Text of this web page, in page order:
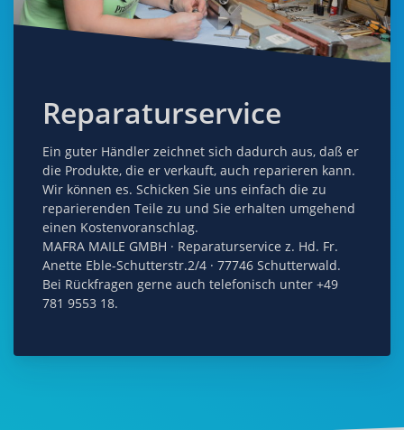
Reparaturservice
Ein guter Händler zeichnet sich dadurch aus, daß er
die Produkte, die er verkauft, auch reparieren kann.
Wir können es. Schicken Sie uns einfach die zu
reparierenden Teile zu und Sie erhalten umgehend
einen Kostenvoranschlag.
MAFRA MAILE GMBH · Reparaturservice z. Hd. Fr.
Anette Eble-Schutterstr.2/4 · 77746 Schutterwald.
Bei Rückfragen gerne auch telefonisch unter +49
781 9553 18.